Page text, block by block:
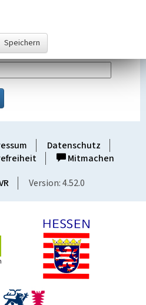
unten das Rechenergebnis aus der
Datenschutz
Mitmachen
Version: 4.52.0